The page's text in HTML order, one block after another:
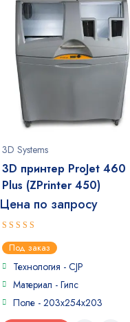
3D Systems
3D принтер ProJet 460
Plus (ZPrinter 450)
Цена по запросу
5out of 5
Под заказ
Технология - CJP
Материал - Гипс
Поле - 203x254x203